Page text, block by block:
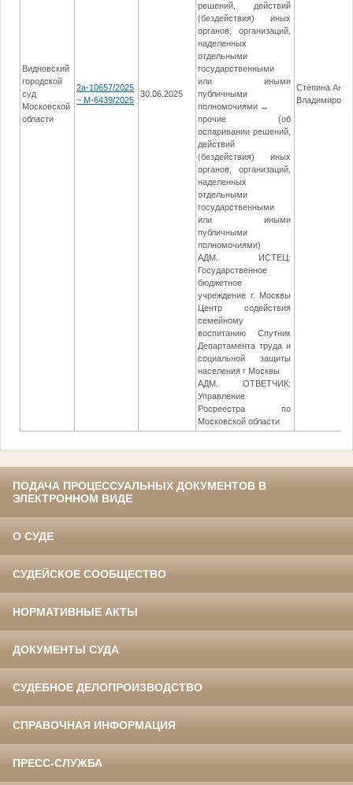
Видновский
городской
суд
Московской
области
2а-10657/2025
~ М-6439/2025
30.06.2025
решений, действий
(бездействия) иных
органов, организаций,
наделенных
отдельными
государственными
или иными
публичными
полномочиями →
прочие (об
оспаривании решений,
действий
(бездействия) иных
органов, организаций,
наделенных
отдельными
государственными
или иными
публичными
полномочиями)
АДМ. ИСТЕЦ:
Государственное
бюджетное
учреждение г. Москвы
Центр содействия
семейному
воспитанию Спутник
Департамента труда и
социальной защиты
населения г Москвы
АДМ. ОТВЕТЧИК:
Управление
Росреестра по
Московской области
Стёпина Анна
ПОДАЧА ПРОЦЕССУАЛЬНЫХ ДОКУМЕНТОВ В
ЭЛЕКТРОННОМ ВИДЕ
О СУДЕ
СУДЕЙСКОЕ СООБЩЕСТВО
НОРМАТИВНЫЕ АКТЫ
ДОКУМЕНТЫ СУДА
СУДЕБНОЕ ДЕЛОПРОИЗВОДСТВО
СПРАВОЧНАЯ ИНФОРМАЦИЯ
ПРЕСС-СЛУЖБА